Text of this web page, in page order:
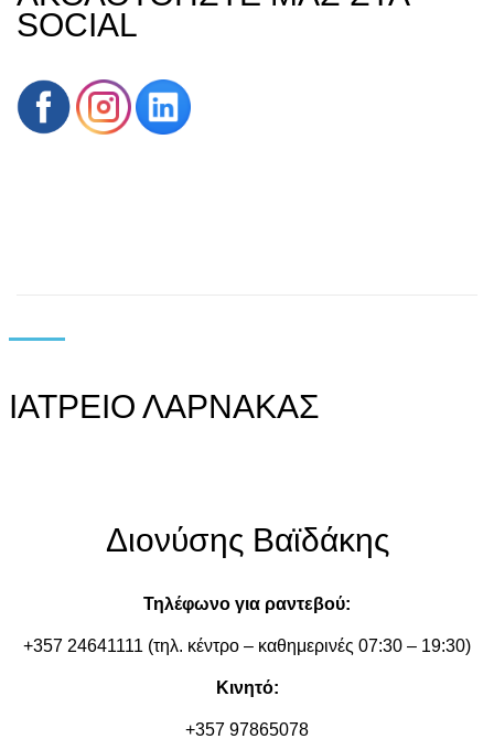
SOCIAL
ΙΑΤΡΕΙΟ ΛΑΡΝΑΚΑΣ
Διονύσης Βαϊδάκης
Τηλέφωνο για ραντεβού:
+357 24641111 (τηλ. κέντρο – καθημερινές 07:30 – 19:30)
Κινητό:
+357 97865078